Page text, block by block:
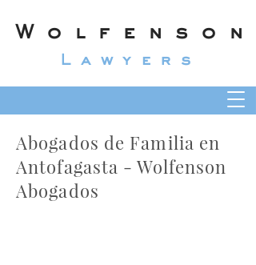
Wolfenson
Lawyers
Abogados de Familia en
Antofagasta - Wolfenson
Abogados